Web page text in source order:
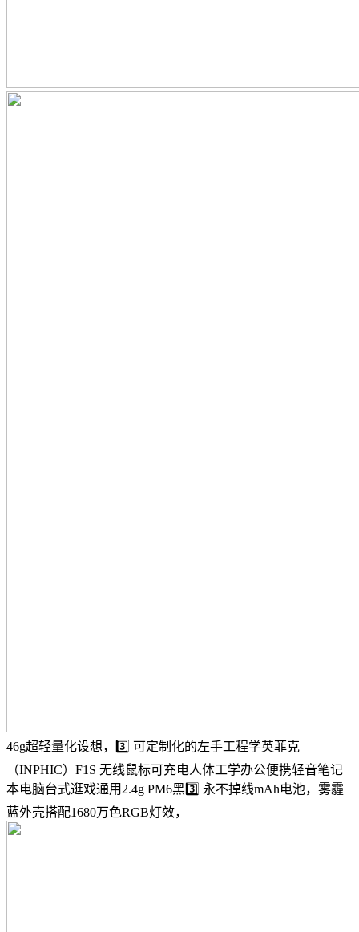
46g超轻量化设想，3️⃣ 可定制化的左手工程学英菲克
（INPHIC）F1S 无线鼠标可充电人体工学办公便携轻音笔记
本电脑台式逛戏通用2.4g PM6黑3️⃣ 永不掉线mAh电池，雾霾
蓝外壳搭配1680万色RGB灯效，